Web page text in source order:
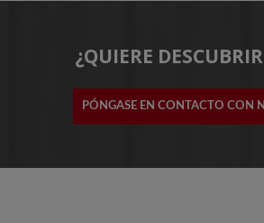
¿QUIERE
PÓNGASE EN CONTACTO CON